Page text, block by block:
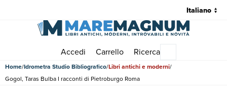
Accedi Carrello Ricerca
Home Idrometra Studio Bibliografico Libri antichi e moderni
Gogol, Taras Bulba I racconti di Pietroburgo Roma